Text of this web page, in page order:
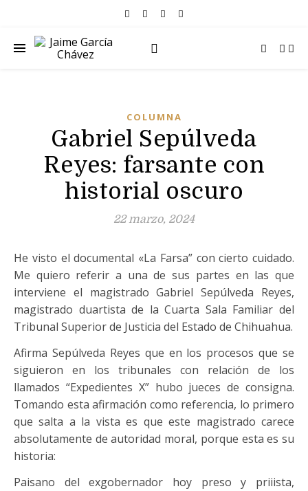
COLUMNA
Gabriel Sepúlveda
Reyes: farsante con
historial oscuro
22 marzo, 2024
He visto el documental «La Farsa” con cierto cuidado.
Me quiero referir a una de sus partes en las que
interviene el magistrado Gabriel Sepúlveda Reyes,
magistrado duartista de la Cuarta Sala Familiar del
Tribunal Superior de Justicia del Estado de Chihuahua.
Afirma Sepúlveda Reyes que en los procesos que se
siguieron en los tribunales con relación de los
llamados “Expedientes X” hubo jueces de consigna.
Tomando esta afirmación como referencia, lo primero
que salta a la vista es que este magistrado carece
absolutamente de autoridad moral, porque esta es su
historia:
Paisano del exgobernador hoy preso y priiista,